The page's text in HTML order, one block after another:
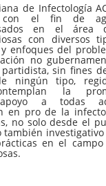
de Infectología
el fin de
en el área
con diversos
enfoques del
no
sin fines
ningún tipo,
la
a todas
en pro de la
no solo desde el
también investigativo
en el